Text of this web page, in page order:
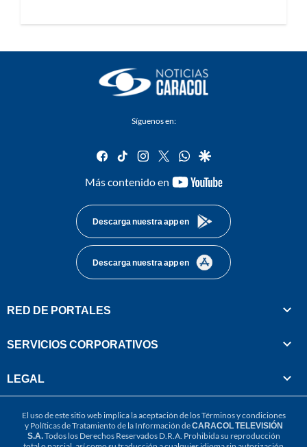
Síguenos en:
facebook
tiktok instagram
twitterwhatsapp
google
Más contenido en
youtube-
Descarga nuestra app en
Descarga nuestra app en
RED DE PORTALES
SERVICIOS CORPORATIVOS
LEGAL
El uso de este sitio web implica la aceptación de losTérminos y condiciones
y Políticas de Tratamiento de la Información deCARACOL TELEVISIÓN
S.A.Todos los Derechos Reservados D.R.A. Prohibida su reproducción